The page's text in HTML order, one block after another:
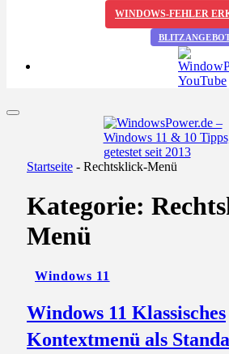
WINDOWS-FEHLER
Startseite - Rechtsklick-Menü
Kategorie:
Menü
Windows 11
Windows 11 Klassisches
Kontextmenü als